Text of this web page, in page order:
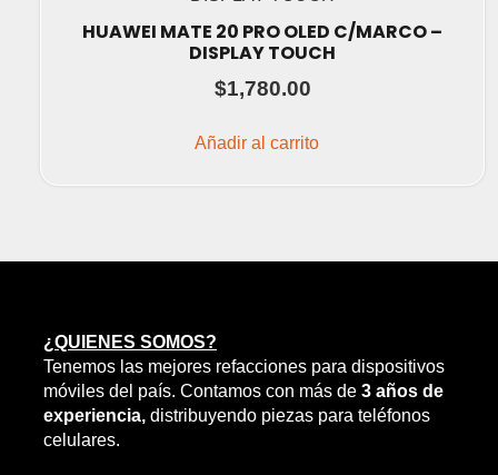
HUAWEI MATE 20 PRO OLED C/MARCO –
DISPLAY TOUCH
$1,780.00
Añadir al carrito
¿QUIENES SOMOS?
Tenemos las mejores refacciones para dispositivos
móviles del país. Contamos con más de 3 años de
experiencia, distribuyendo piezas para teléfonos
celulares.